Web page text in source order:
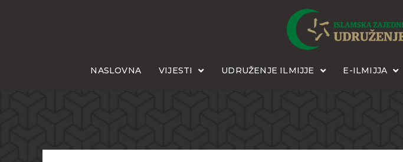
NASLOVNA VIJESTI UDRUŽENJE ILMIJJE E-ILMIJJA